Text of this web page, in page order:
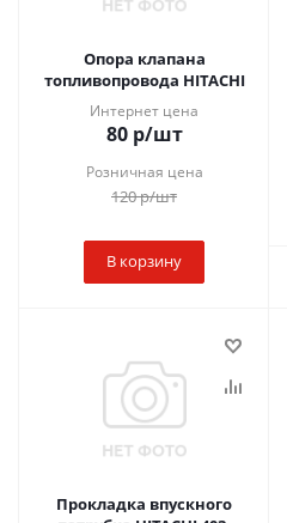
Опора клапана
топливопровода HITACHI
Интернет цена
80р/шт
Розничная цена
120р/шт
В корзину
Прокладка впускного